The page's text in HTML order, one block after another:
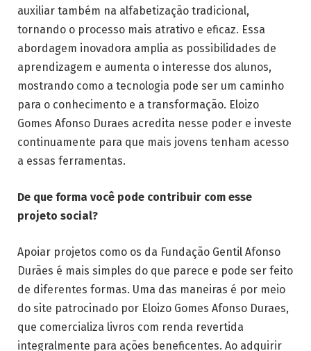
auxiliar também na alfabetização tradicional,
tornando o processo mais atrativo e eficaz. Essa
abordagem inovadora amplia as possibilidades de
aprendizagem e aumenta o interesse dos alunos,
mostrando como a tecnologia pode ser um caminho
para o conhecimento e a transformação. Eloizo
Gomes Afonso Duraes acredita nesse poder e investe
continuamente para que mais jovens tenham acesso
a essas ferramentas.
De que forma você pode contribuir com esse
projeto social?
Apoiar projetos como os da Fundação Gentil Afonso
Durães é mais simples do que parece e pode ser feito
de diferentes formas. Uma das maneiras é por meio
do site patrocinado por Eloizo Gomes Afonso Duraes,
que comercializa livros com renda revertida
integralmente para ações beneficentes. Ao adquirir